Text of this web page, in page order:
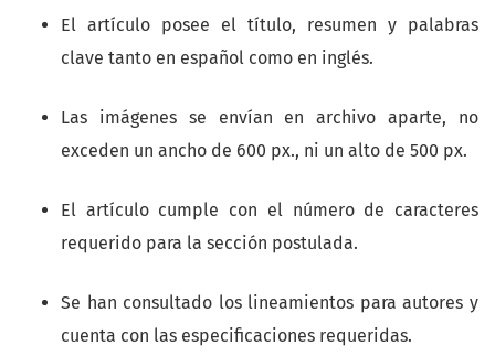
El artículo posee el título, resumen y palabras
clave tanto en español como en inglés.
Las imágenes se envían en archivo aparte, no
exceden un ancho de 600 px., ni un alto de 500 px.
El artículo cumple con el número de caracteres
requerido para la sección postulada.
Se han consultado los lineamientos para autores y
cuenta con las especificaciones requeridas.